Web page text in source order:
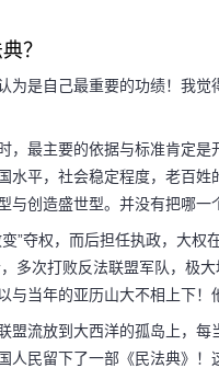
？
是自己最重要的功绩！我觉
最主要的依据与标准肯定是
平，社会稳定程度，老百
创造盛世型。并没有把哪一
”夺权，而后担任执政，大权
次打败反法联盟军队，极大
当年的亚历山大不相上下！
流放到大西洋的孤岛上，每
民留下了一部《民法典》！
仑自己最
典?
法国民法典？
傲，感到光荣